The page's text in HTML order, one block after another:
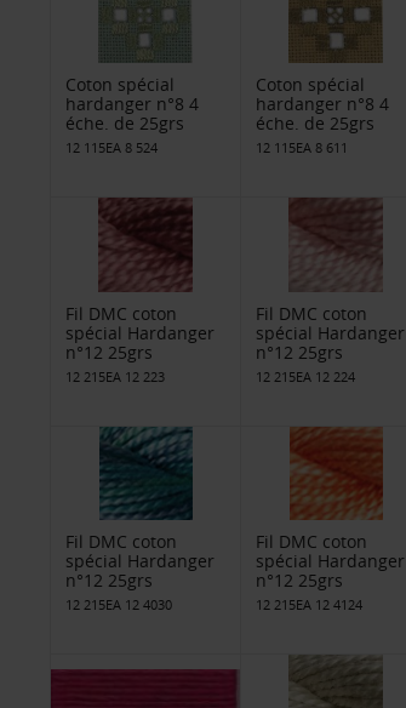
Coton spécial
hardanger n°8 4
éche. de 25grs
12 115EA 8 524
Coton spécial
hardanger n°8 4
éche. de 25grs
12 115EA 8 611
Fil DMC coton
spécial Hardanger
n°12 25grs
12 215EA 12 223
Fil DMC coton
spécial Hardanger
n°12 25grs
12 215EA 12 224
Fil DMC coton
spécial Hardanger
n°12 25grs
12 215EA 12 4030
Fil DMC coton
spécial Hardanger
n°12 25grs
12 215EA 12 4124